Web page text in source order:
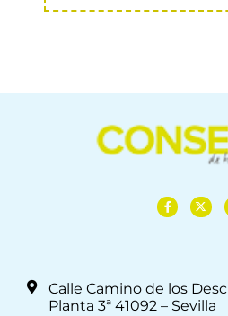
Calle Camino de los
Planta 3ª 41092 – Sevilla